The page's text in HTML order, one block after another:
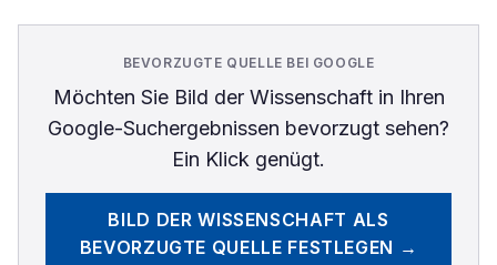
BEVORZUGTE QUELLE BEI GOOGLE
Möchten Sie Bild der Wissenschaftin Ihren
Google-Suchergebnissen bevorzugt sehen?
Ein Klick genügt.
BILD DER WISSENSCHAFT ALS
BEVORZUGTE QUELLE FESTLEGEN →